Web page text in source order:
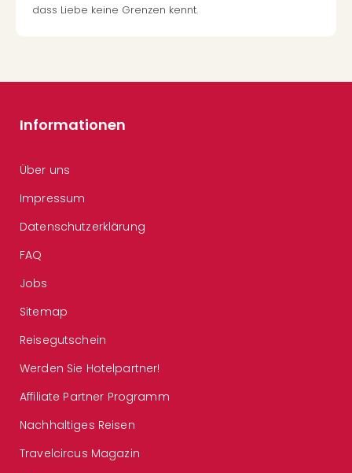
dass Liebe keine Grenzen kennt.
Informationen
Über uns
Impressum
Datenschutzerklärung
FAQ
Jobs
Sitemap
Reisegutschein
Werden Sie Hotelpartner!
Affiliate Partner Programm
Nachhaltiges Reisen
Travelcircus Magazin